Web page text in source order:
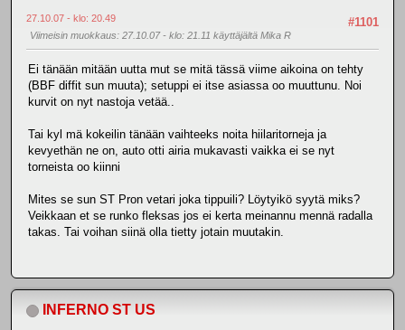
#1101
27.10.07 - klo: 20.49
Viimeisin muokkaus: 27.10.07 - klo: 21.11 käyttäjältä Mika R
Ei tänään mitään uutta mut se mitä tässä viime aikoina on tehty
(BBF diffit sun muuta); setuppi ei itse asiassa oo muuttunu. Noi
kurvit on nyt nastoja vetää..
Tai kyl mä kokeilin tänään vaihteeks noita hiilaritorneja ja
kevyethän ne on, auto otti airia mukavasti vaikka ei se nyt
torneista oo kiinni
Mites se sun ST Pron vetari joka tippuili? Löytyikö syytä miks?
Veikkaan et se runko fleksas jos ei kerta meinannu mennä radalla
takas. Tai voihan siinä olla tietty jotain muutakin.
INFERNO ST US